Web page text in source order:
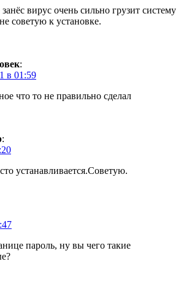
вирус очень сильно грузит систему
советую к установке.
:
в 01:59
что то не правильно сделал
:
устанавливается.Советую.
пароль, ну вы чего такие